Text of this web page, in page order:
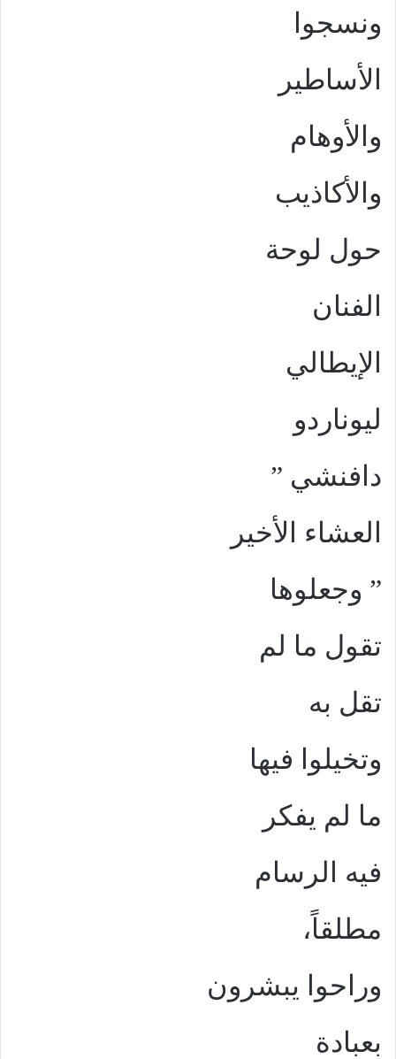
ونسجوا
الأساطير
والأوهام
والأكاذيب
حول لوحة
الفنان
الإيطالي
ليوناردو
دافنشي ”
العشاء الأخير
” وجعلوها
تقول ما لم
تقل به
وتخيلوا فيها
ما لم يفكر
فيه الرسام
مطلقاً،
وراحوا يبشرون
بعبادة